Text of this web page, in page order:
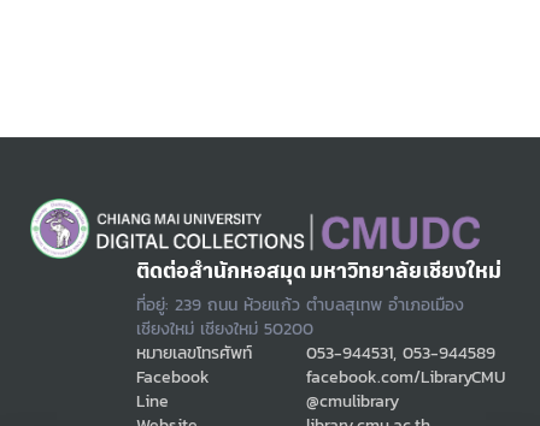
ติดต่อสำนักหอสมุด มหาวิทยาลัยเชียงใหม่
ที่อยู่: 239 ถนน ห้วยแก้ว ตำบลสุเทพ อำเภอเมือง
เชียงใหม่ เชียงใหม่ 50200
หมายเลขโทรศัพท์ 053-944531, 053-944589
Facebook
facebook.com/LibraryCMU
Line
@cmulibrary